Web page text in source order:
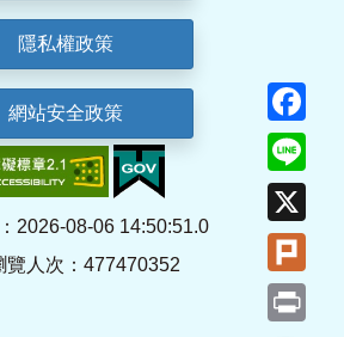
隱私權政策
網站安全政策
2026-08-06 14:50:51.0
覽人次：477470352